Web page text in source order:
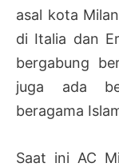
asal kota
di Italia dan
bergabung
juga ada
beragama
Saat ini AC